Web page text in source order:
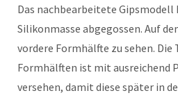
Das nachbearbeitete
Silikonmasse abgegossen. Auf
vordere Formhälfte zu sehen. Die
Formhälften ist mit ausreichend
versehen, damit diese später in